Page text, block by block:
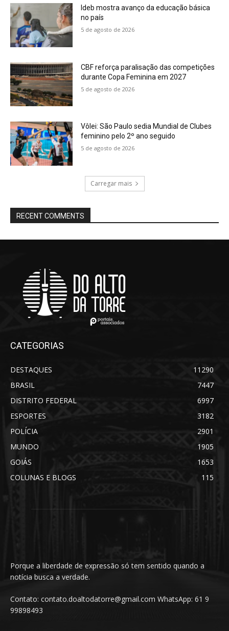
Ideb mostra avanço da educação básica
no país
5 de agosto de 2026
CBF reforça paralisação das competições
durante Copa Feminina em 2027
5 de agosto de 2026
Vôlei: São Paulo sedia Mundial de Clubes
feminino pelo 2º ano seguido
5 de agosto de 2026
Carregar mais
RECENT COMMENTS
CATEGORIAS
DESTAQUES
11290
BRASIL
7447
DISTRITO FEDERAL
6997
ESPORTES
3182
POLÍCIA
2901
MUNDO
1905
GOIÁS
1653
COLUNAS E BLOGS
115
Porque a liberdade de expressão só tem sentido quando a
notícia busca a verdade.
Contato: contato.doaltodatorre@gmail.com WhatsApp: 61 9
99898493